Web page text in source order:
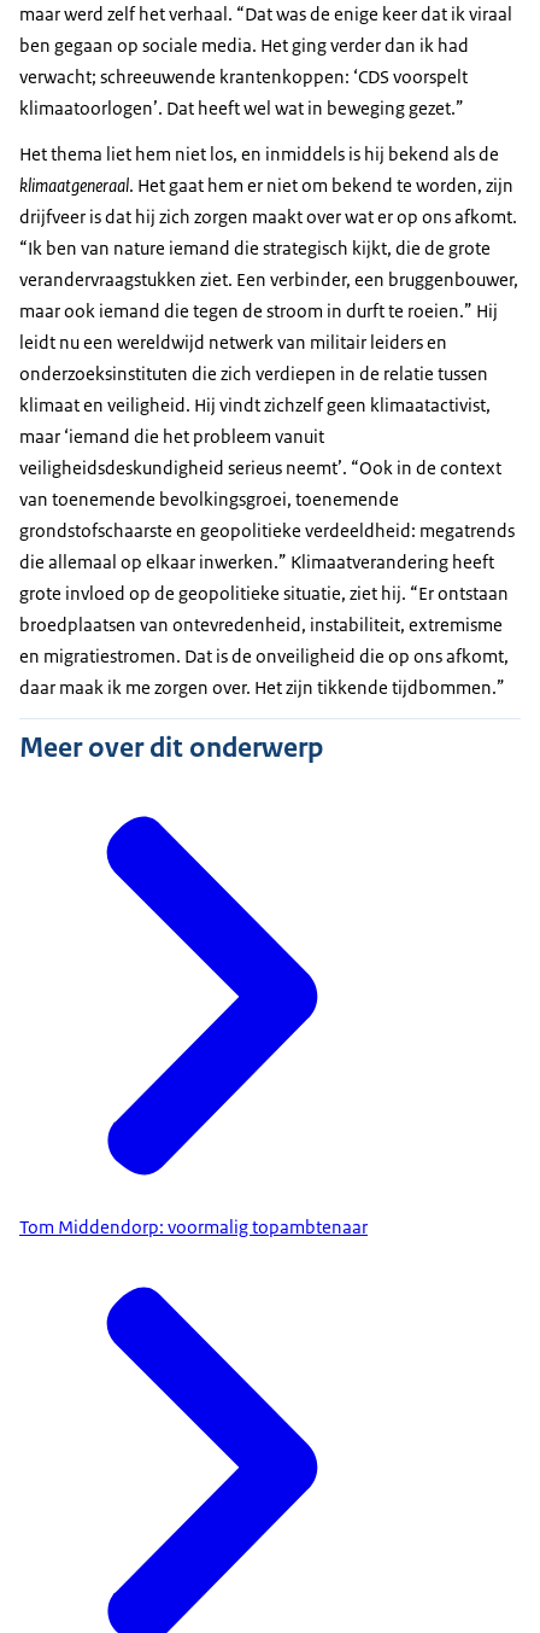
maar werd zelf het verhaal. “Dat was de enige keer dat ik viraal
ben gegaan op sociale media. Het ging verder dan ik had
verwacht; schreeuwende krantenkoppen: ‘CDS voorspelt
klimaatoorlogen’. Dat heeft wel wat in beweging gezet.”
Het thema liet hem niet los, en inmiddels is hij bekend als de
klimaatgeneraal. Het gaat hem er niet om bekend te worden, zijn
drijfveer is dat hij zich zorgen maakt over wat er op ons afkomt.
“Ik ben van nature iemand die strategisch kijkt, die de grote
verandervraagstukken ziet. Een verbinder, een bruggenbouwer,
maar ook iemand die tegen de stroom in durft te roeien.” Hij
leidt nu een wereldwijd netwerk van militair leiders en
onderzoeksinstituten die zich verdiepen in de relatie tussen
klimaat en veiligheid. Hij vindt zichzelf geen klimaatactivist,
maar ‘iemand die het probleem vanuit
veiligheidsdeskundigheid serieus neemt’. “Ook in de context
van toenemende bevolkingsgroei, toenemende
grondstofschaarste en geopolitieke verdeeldheid: megatrends
die allemaal op elkaar inwerken.” Klimaatverandering heeft
grote invloed op de geopolitieke situatie, ziet hij. “Er ontstaan
broedplaatsen van ontevredenheid, instabiliteit, extremisme
en migratiestromen. Dat is de onveiligheid die op ons afkomt,
daar maak ik me zorgen over. Het zijn tikkende tijdbommen.”
Meer over dit onderwerp
Tom Middendorp: voormalig topambtenaar